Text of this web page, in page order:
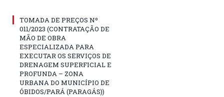
TOMADA DE PREÇOS Nº
011/2023 (CONTRATAÇÃO DE
MÃO DE OBRA
ESPECIALIZADA PARA
EXECUTAR OS SERVIÇOS DE
DRENAGEM SUPERFICIAL E
PROFUNDA – ZONA
URBANA DO MUNICÍPIO DE
ÓBIDOS/PARÁ (PARAGÁS))